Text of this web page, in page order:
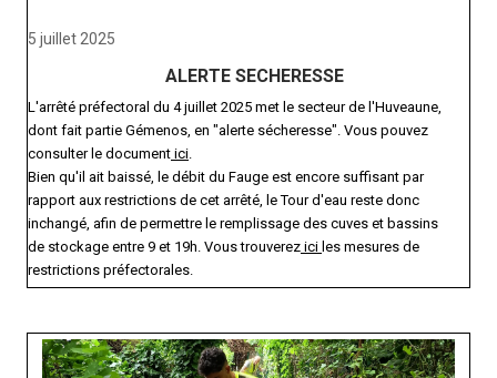
5 juillet 2025
ALERTE SECHERESSE
L'arrêté préfectoral du 4 juillet 2025 met le secteur de l'Huveaune,
dont fait partie Gémenos, en "alerte sécheresse". Vous pouvez
consulter le document ici.
Bien qu'il ait baissé, le débit du Fauge est encore suffisant par
rapport aux restrictions de cet arrêté, le Tour d'eau reste donc
inchangé, afin de permettre le remplissage des cuves et bassins
de stockage entre 9 et 19h. Vous trouverez ici les mesures de
restrictions préfectorales.